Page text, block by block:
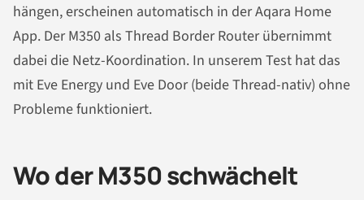
hängen, erscheinen automatisch in der Aqara Home
App. Der M350 als Thread Border Router übernimmt
dabei die Netz-Koordination. In unserem Test hat das
mit Eve Energy und Eve Door (beide Thread-nativ) ohne
Probleme funktioniert.
Wo der M350 schwächelt